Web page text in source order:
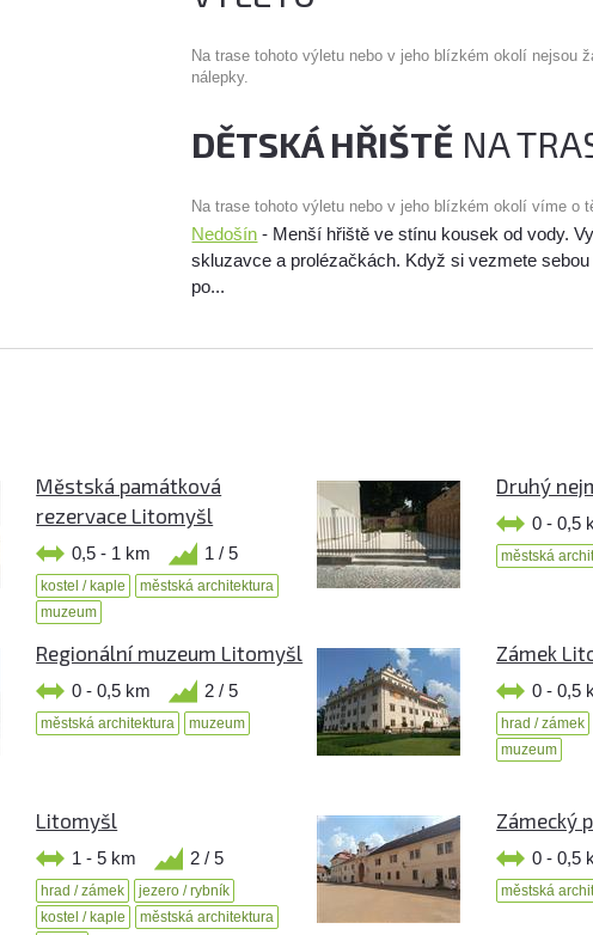
Na trase tohoto výletu nebo v jeho blízkém okolí nejsou
nálepky.
DĚTSKÁ HŘIŠTĚ NA
Na trase tohoto výletu nebo v jeho blízkém okolí víme o
Nedošín - Menší hřiště ve stínu kousek od vody.
skluzavce a prolézačkách. Když si vezmete
po...
Městská památková
rezervace Litomyšl
0,5 - 1 km 1 / 5
kostel / kaple
městská architektura
muzeum
Druhý
0 - 0,5
městská
Regionální muzeum Litomyšl
0 - 0,5 km 2 / 5
městská architektura muzeum
Zámek
0 - 0,5
hrad / zámek
muzeum
Litomyšl
1 - 5 km 2 / 5
hrad / zámek
jezero / rybník
kostel / kaple
městská architektura
Zámecký
0 - 0,5
městská